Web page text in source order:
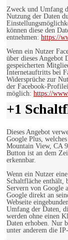
Zweck und Umfang
Nutzung der Daten
können diese den
entnehmen: https://
Wenn ein Nutzer
über dieses Angebot
gespeicherten
Internetauftritts bei
Widersprüche zur
der Facebook-
möglich: https://
+1
Dieses Angebot
Google Plus,
Mountain View, CA
Button ist an dem
erkennbar.
Wenn ein Nutzer
Schaltfläche enthält,
Servern von Google
Google direkt an
Webseite
Umfang der Daten,
werden ohne einen
Daten erhoben. Nur
unter anderem die